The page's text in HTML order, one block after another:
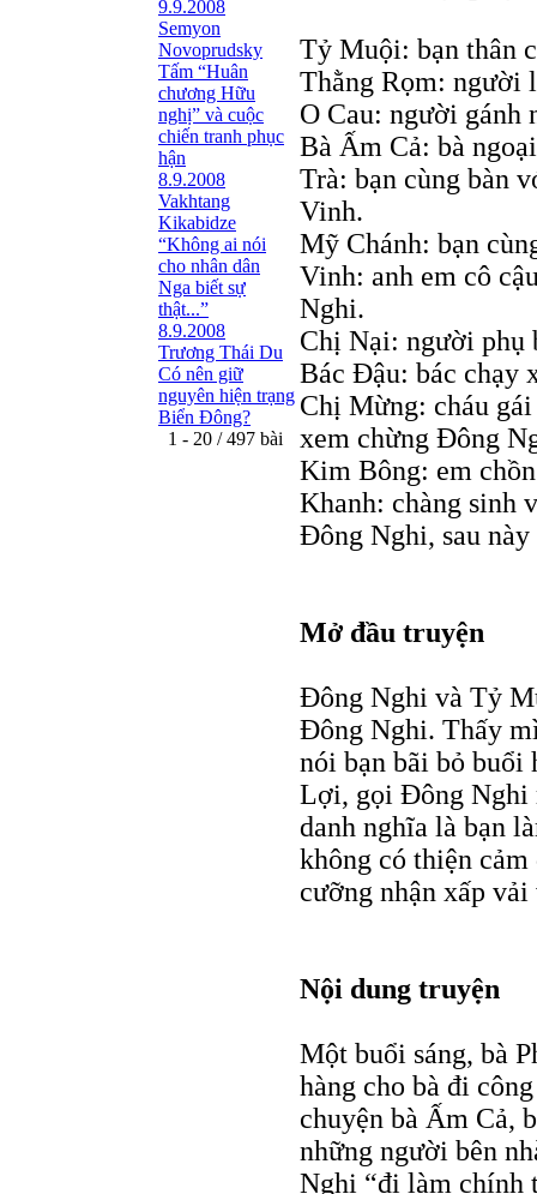
9.9.2008
Semyon
Novoprudsky
Tấm “Huân
chương Hữu
nghị” và cuộc
chiến tranh phục
hận
8.9.2008
Vakhtang
Kikabidze
“Không ai nói
cho nhân dân
Nga biết sự
thật...”
8.9.2008
Trương Thái Du
Có nên giữ
nguyên hiện trạng
Biển Đông?
1 - 20 / 497 bài
Tỷ Muội: bạn thân
Thằng Rọm: người
O Cau: người gánh
Bà Ấm Cả: bà
Trà: bạn cùng bàn
Vinh.
Mỹ Chánh: bạn
Vinh: anh em cô
Nghi.
Chị Nại: người phụ
Bác Đậu: bác chạy
Chị Mừng: cháu
xem chừng Đông
Kim Bông: em
Khanh: chàng sinh
Đông Nghi, sau
Mở đầu truyện
Đông Nghi và Tỷ
Đông Nghi. Thấy
nói bạn bãi bỏ buổi
Lợi, gọi Đông Nghi
danh nghĩa là bạn
không có thiện
cưỡng nhận xấp
Nội dung truyện
Một buổi sáng, bà
hàng cho bà đi
chuyện bà Ấm Cả,
những người bên
Nghi “đi làm chính